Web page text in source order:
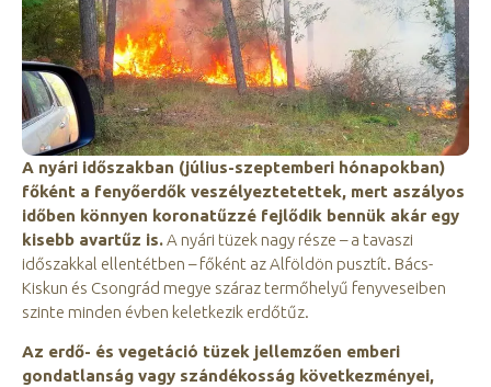
A nyári időszakban (július-szeptemberi hónapokban)
főként a fenyőerdők veszélyeztetettek, mert aszályos
időben könnyen koronatűzzé fejlődik bennük akár egy
kisebb avartűz is.A nyári tüzek nagy része – a tavaszi
időszakkal ellentétben – főként az Alföldön pusztít. Bács-
Kiskun és Csongrád megye száraz termőhelyű fenyveseiben
szinte minden évben keletkezik erdőtűz.
Az erdő- és vegetáció tüzek jellemzően emberi
gondatlanság vagy szándékosság következményei,